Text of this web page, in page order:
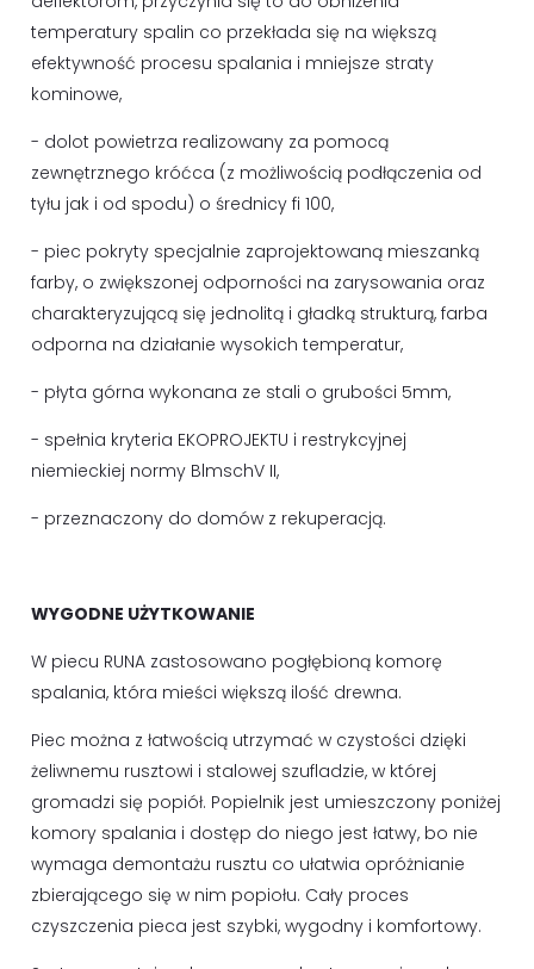
temperatury spalin co przekłada się na większą
efektywność procesu spalania i mniejsze straty
kominowe,
- dolot powietrza realizowany za pomocą
zewnętrznego króćca (z możliwością podłączenia od
tyłu jak i od spodu) o średnicy fi 100,
- piec pokryty specjalnie zaprojektowaną mieszanką
farby, o zwiększonej odporności na zarysowania oraz
charakteryzującą się jednolitą i gładką strukturą, farba
odporna na działanie wysokich temperatur,
- płyta górna wykonana ze stali o grubości 5mm,
- spełnia kryteria EKOPROJEKTU i restrykcyjnej
niemieckiej normy BlmschV II,
- przeznaczony do domów z rekuperacją.
WYGODNE UŻYTKOWANIE
W piecu RUNA zastosowano pogłębioną komorę
spalania, która mieści większą ilość drewna.
Piec można z łatwością utrzymać w czystości dzięki
żeliwnemu rusztowi i stalowej szufladzie, w której
gromadzi się popiół. Popielnik jest umieszczony poniżej
komory spalania i dostęp do niego jest łatwy, bo nie
wymaga demontażu rusztu co ułatwia opróżnianie
zbierającego się w nim popiołu. Cały proces
czyszczenia pieca jest szybki, wygodny i komfortowy.